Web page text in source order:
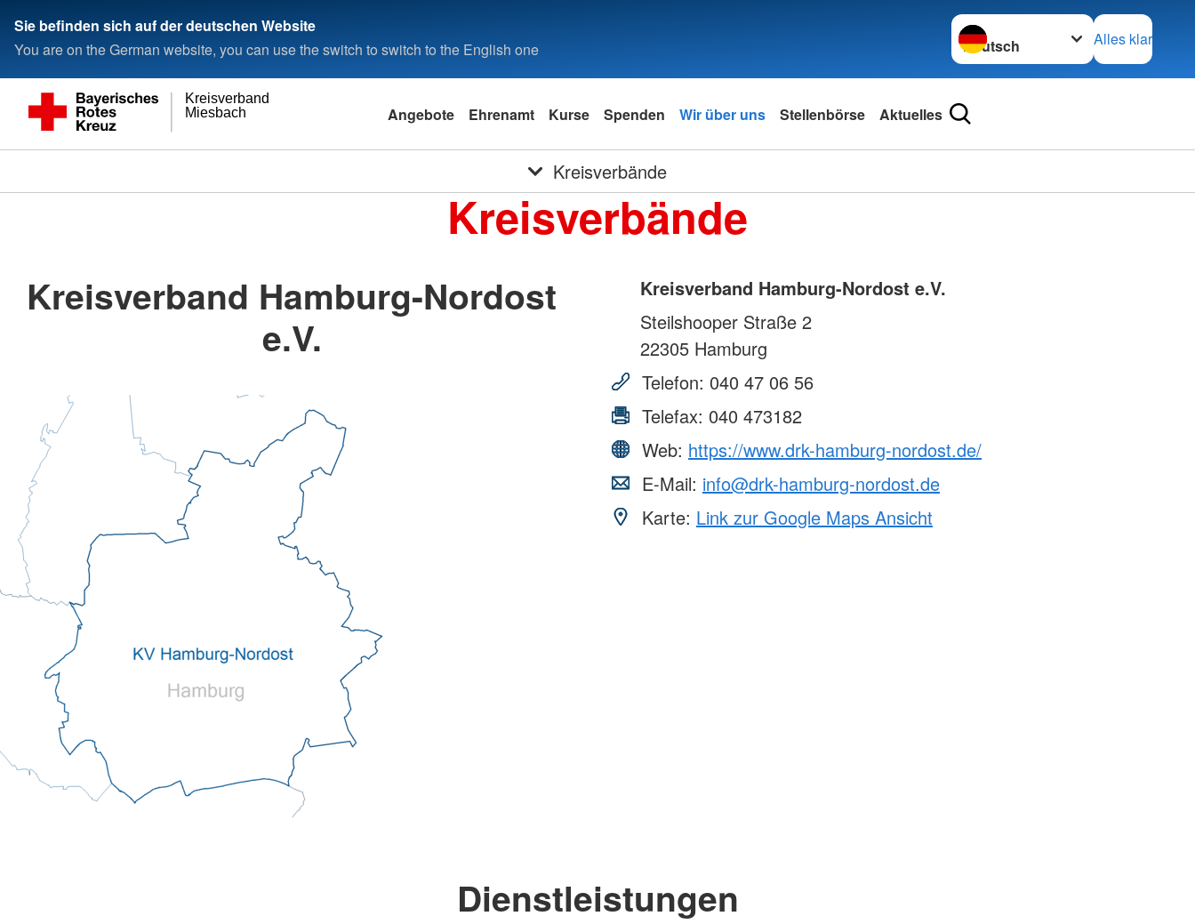
Sie befinden sich auf der deutschen Website
You are on the German website, you can use the switch to switch to the English one
Sprache wechseln zu
Alles klar
Miesbach
Kreisverband
Angebote Ehrenamt Kurse Spenden Wir über uns Stellenbörse Aktuelles
Kreisverbände
Kreisverbände
Kreisverband Hamburg-Nordost
e.V.
Kreisverband Hamburg-Nordost e.V.
Steilshooper Straße 2
22305 Hamburg
Telefon: 040 47 06 56
Telefax: 040 473182
Web: https://www.drk-hamburg-nordost.de/
E-Mail: info@drk-hamburg-nordost.de
Karte: Link zur Google Maps Ansicht
Dienstleistungen